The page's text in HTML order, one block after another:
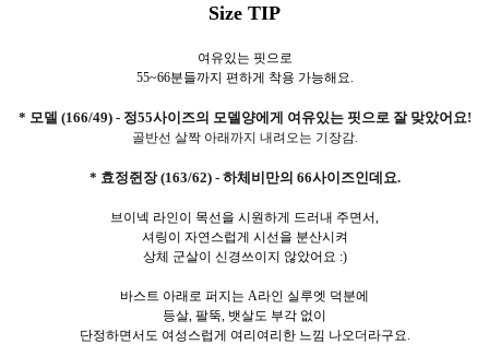
Size TIP
여유있는 핏으로
55~66분들까지 편하게 착용 가능해요.
* 모델 (166/49) - 정55사이즈의 모델양에게 여유있는 핏으로 잘 맞았어요!
골반선 살짝 아래까지 내려오는 기장감.
* 효정쥔장 (163/62) - 하체비만의 66사이즈인데요.
브이넥 라인이 목선을 시원하게 드러내 주면서,
셔링이 자연스럽게 시선을 분산시켜
상체 군살이 신경쓰이지 않았어요 :)
바스트 아래로 퍼지는 A라인 실루엣 덕분에
등살, 팔뚝, 뱃살도 부각 없이
단정하면서도 여성스럽게 여리여리한 느낌 나오더라구요.